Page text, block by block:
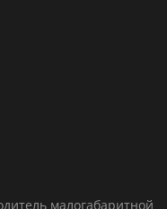
малогабаритной